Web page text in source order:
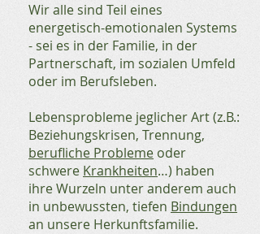
Wir alle sind Teil eines
energetisch-emotionalen Systems
- sei es in der Familie, in der
Partnerschaft, im sozialen Umfeld
oder im Berufsleben.
Lebensprobleme jeglicher Art (z.B.:
Beziehungskrisen, Trennung,
berufliche Probleme oder
schwere Krankheiten…) haben
ihre Wurzeln unter anderem auch
in unbewussten, tiefen Bindungen
an unsere Herkunftsfamilie.